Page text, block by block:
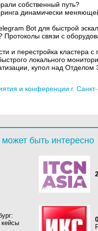
собственный путь?
динамически
Bot для быстрой
Протоколы связи с
и перестройка кластера
локального
купол над Отделом
и конференции г. Санкт-
быть интересно
кейсы